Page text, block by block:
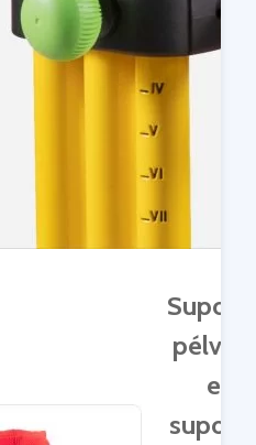
pélvico
e